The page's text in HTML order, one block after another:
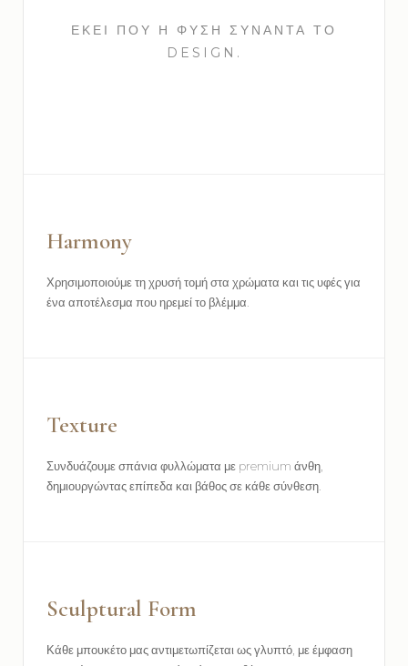
ΕΚΕΊ ΠΟΥ Η ΦΎΣΗ ΣΥΝΑΝΤΆ ΤΟ
DESIGN.
Harmony
Χρησιμοποιούμε τη χρυσή τομή στα χρώματα και τις υφές για
ένα αποτέλεσμα που ηρεμεί το βλέμμα.
Texture
Συνδυάζουμε σπάνια φυλλώματα με premium άνθη,
δημιουργώντας επίπεδα και βάθος σε κάθε σύνθεση.
Sculptural Form
Κάθε μπουκέτο μας αντιμετωπίζεται ως γλυπτό, με έμφαση